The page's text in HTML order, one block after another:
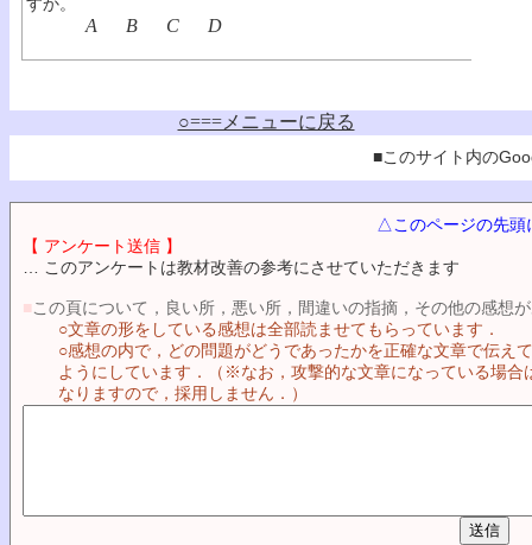
A B C D
○===メニューに戻る
■このサイト内の
△このページの先
【 アンケート送信 】
… このアンケートは教材改善の参考にさせていただきます
■この頁について，良い所，悪い所，間違いの指摘，その他の感想
○文章の形をしている感想は全部読ませてもらっています．
○感想の内で，どの問題がどうであったかを正確な文章で伝え
ようにしています．（※なお，攻撃的な文章になっている場
なりますので，採用しません．）